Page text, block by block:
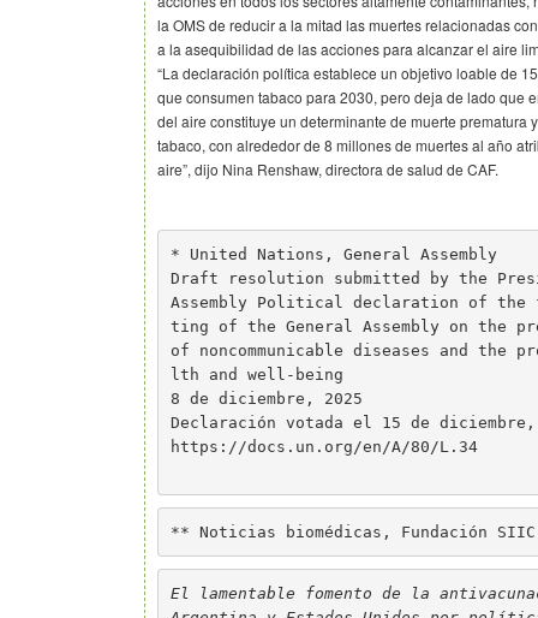
la OMS de reducir a la mitad las muertes relacionadas
a la asequibilidad de las acciones para alcanzar el aire
“La declaración política establece un objetivo loable de
que consumen tabaco para 2030, pero deja de lado que
del aire constituye un determinante de muerte prematura
tabaco, con alrededor de 8 millones de muertes al año
aire”, dijo Nina Renshaw, directora de salud de CAF.
* United Nations, General Assembly
Draft resolution submitted by the
Assembly Political declaration of the
ting of the General Assembly on the
of noncommunicable diseases and the
lth and well-being
8 de diciembre, 2025
Declaración votada el 15 de diciembre,
https://docs.un.org/en/A/80/L.34
** Noticias biomédicas, Fundación SIIC
El lamentable fomento de la